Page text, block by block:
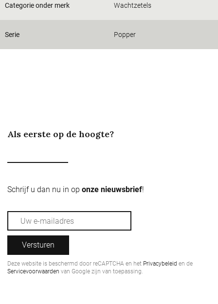
Categorie onder merk Wachtzetels
Serie Popper
Als eerste op de hoogte?
Schrijf u dan nu in op onze nieuwsbrief!
Versturen
Deze website is beschermd door reCAPTCHA en het Privacybeleid en de
Servicevoorwaarden van Google zijn van toepassing.